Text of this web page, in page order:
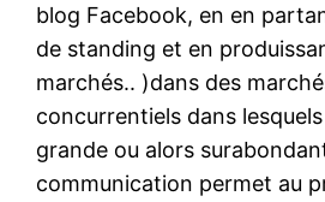
blog Facebook, en en
de standing et en
marchés.. )dans des
concurrentiels dans lesquels
grande ou alors
communication permet au